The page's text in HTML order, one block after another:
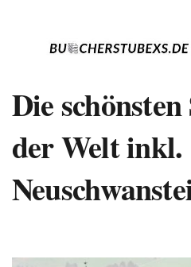
Die
der Welt inkl.